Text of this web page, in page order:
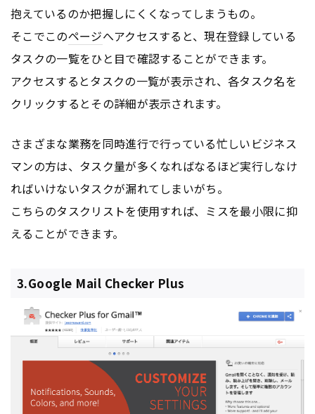
抱えているのか把握しにくくなってしまうもの。
そこでこのページへアクセスすると、現在登録している
タスクの一覧をひと目で確認することができます。
アクセスするとタスクの一覧が表示され、各タスク名を
クリックするとその詳細が表示されます。
さまざまな業務を同時進行で行っている忙しいビジネス
マンの方は、タスク量が多くなればなるほど実行しなけ
ればいけないタスクが漏れてしまいがち。
こちらのタスクリストを使用すれば、ミスを最小限に抑
えることができます。
3.Google Mail Checker Plus